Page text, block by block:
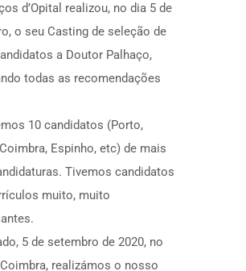
d’Opital realizou, no dia 5 de
o seu Casting de seleção de
a Doutor Palhaço,
todas as recomendações
10 candidatos (Porto,
Espinho, etc) de mais
Tivemos candidatos
muito, muito
5 de setembro de 2020, no
realizámos o nosso